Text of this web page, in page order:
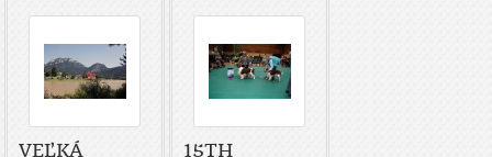
VEĽKÁ
15TH